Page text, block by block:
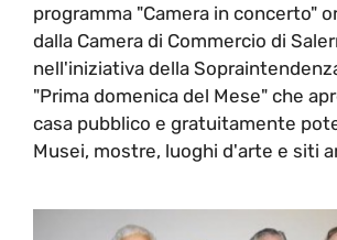
programma "Camera in concerto"
dalla Camera di Commercio di
nell'iniziativa della
"Prima domenica del Mese" che
casa pubblico e gratuitamente
Musei, mostre, luoghi d'arte e siti